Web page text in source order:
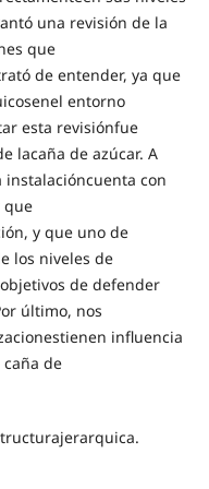
una revisión de la
que
de entender, ya que
entorno
esta revisiónfue
lacaña de azúcar. A
con
que
y que uno de
los niveles de
de defender
último, nos
influencia
de